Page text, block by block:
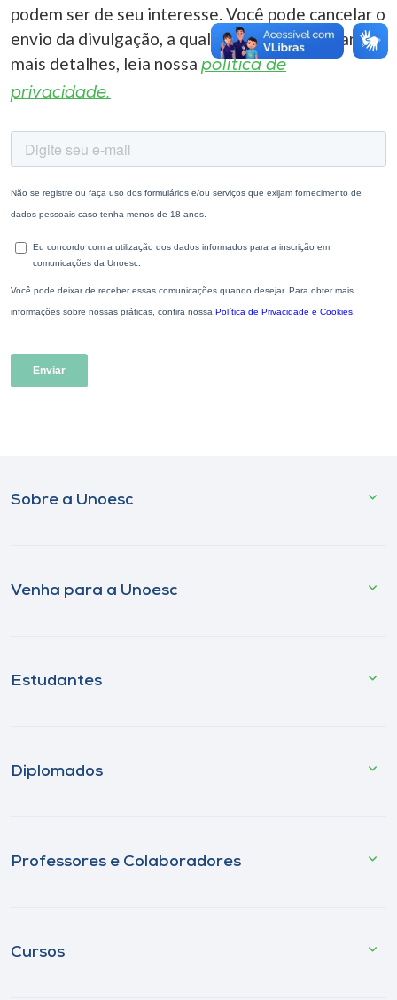
podem ser de seu interesse. Você pode cancelar o
envio da divulgação, a qualquer momento. Para
mais detalhes, leia nossa política de
privacidade.
Sobre a Unoesc
Venha para a Unoesc
Estudantes
Diplomados
Professores e Colaboradores
Cursos